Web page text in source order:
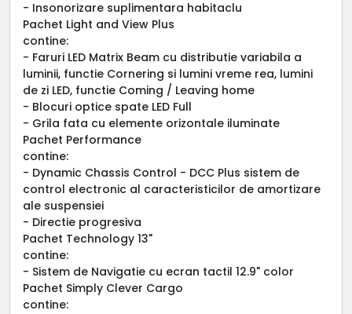
- Insonorizare suplimentara habitaclu
Pachet Light and View Plus
contine:
- Faruri LED Matrix Beam cu distributie variabila a
luminii, functie Cornering si lumini vreme rea, lumini
de zi LED, functie Coming / Leaving home
- Blocuri optice spate LED Full
- Grila fata cu elemente orizontale iluminate
Pachet Performance
contine:
- Dynamic Chassis Control - DCC Plus sistem de
control electronic al caracteristicilor de amortizare
ale suspensiei
- Directie progresiva
Pachet Technology 13"
contine:
- Sistem de Navigatie cu ecran tactil 12.9" color
Pachet Simply Clever Cargo
contine: